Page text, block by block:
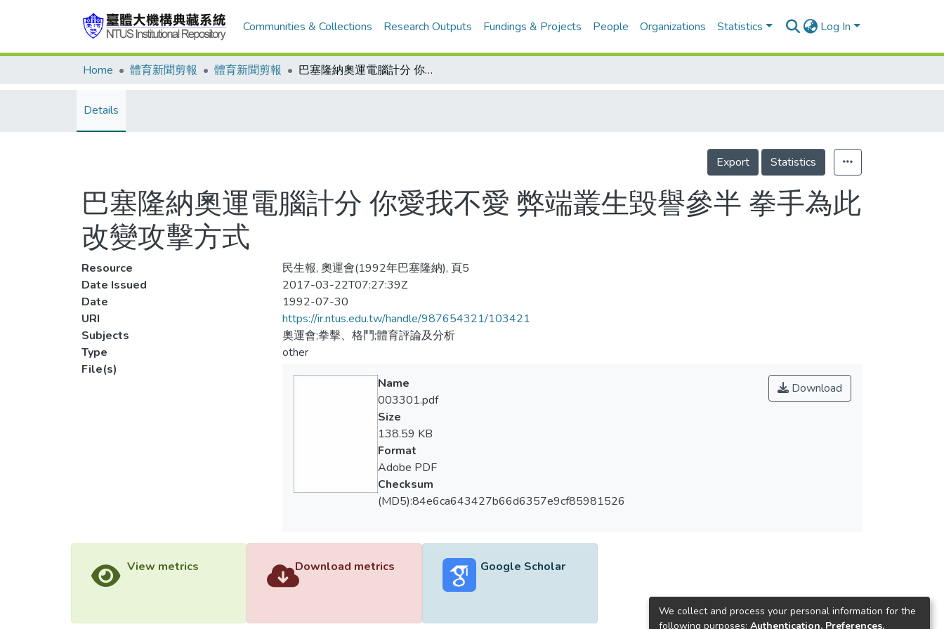
Communities & Collections Research Outputs Fundings & Projects People Organizations Statistics Log In
Home 體育新聞剪報 體育新聞剪報 巴塞隆納奧運電腦計分 你愛我不愛 弊端叢生毀譽參半 拳手為此改變攻擊方式
Details
Export Statistics
巴塞隆納奧運電腦計分 你愛我不愛 弊端叢生毀譽參半 拳手為此
改變攻擊方式
Resource
民生報, 奧運會(1992年巴塞隆納), 頁5
Date Issued
2017-03-22T07:27:39Z
Date
1992-07-30
URI
https://ir.ntus.edu.tw/handle/987654321/103421
Subjects
奧運會;拳擊、格鬥;體育評論及分析
Type
other
File(s)
Download
Name
003301.pdf
Size
138.59 KB
Format
Adobe PDF
Checksum
(MD5):84e6ca643427b66d6357e9cf85981526
View metrics Download metrics Google Scholar
We collect and process your personal information for the
following purposes: Authentication, Preferences,